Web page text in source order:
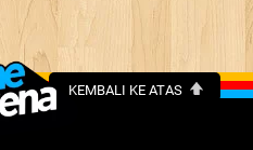
KEMBALI KE ATAS